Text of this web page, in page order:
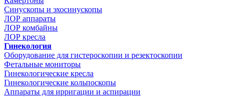
Синускопы и эхосинускопы
ЛОР аппараты
ЛОР комбайны
ЛОР кресла
Гинекология
Оборудование для гистероскопии и резектоскопии
Фетальные мониторы
Гинекологические кресла
Гинекологические кольпоскопы
Аппараты для ирригации и аспирации